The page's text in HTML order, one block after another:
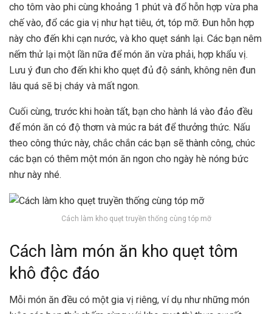
cho tôm vào phi cùng khoảng 1 phút và đổ hỗn hợp vừa pha
chế vào, đổ các gia vị như hạt tiêu, ớt, tóp mỡ. Đun hỗn hợp
này cho đến khi cạn nước, và kho quẹt sánh lại. Các bạn nêm
nếm thử lại một lần nữa để món ăn vừa phải, hợp khẩu vị.
Lưu ý đun cho đến khi kho quẹt đủ độ sánh, không nên đun
lâu quá sẽ bị cháy và mất ngon.
Cuối cùng, trước khi hoàn tất, bạn cho hành lá vào đảo đều
để món ăn có độ thơm và múc ra bát để thưởng thức. Nấu
theo công thức này, chắc chắn các bạn sẽ thành công, chúc
các bạn có thêm một món ăn ngon cho ngày hè nóng bức
như này nhé.
Cách làm kho quẹt truyền thống cùng tóp mỡ
Cách làm món ăn kho quẹt tôm
khô độc đáo
Mỗi món ăn đều có một gia vị riêng, ví dụ như những món